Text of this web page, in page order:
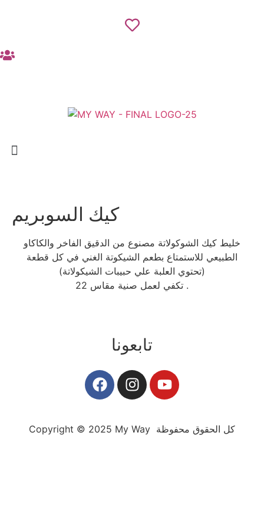
كيك السوبريم
خليط كيك الشوكولاتة مصنوع من الدقيق الفاخر والكاكاو
الطبيعي للاستمتاع بطعم الشيكوتة الغني في كل قطعة
(تحتوي العلبة علي حبيبات الشيكولاتة)
تكفي لعمل صنية مقاس 22 .
تابعونا
Copyright © 2025 My Way كل الحقوق محفوظة